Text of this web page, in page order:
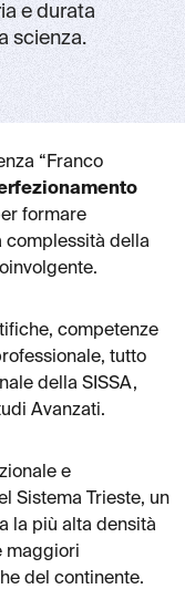
e durata
scienza.
“Franco
formare
complessità della
competenze
tutto
della SISSA,
Avanzati.
e
Sistema Trieste, un
la più alta densità
maggiori
del continente.